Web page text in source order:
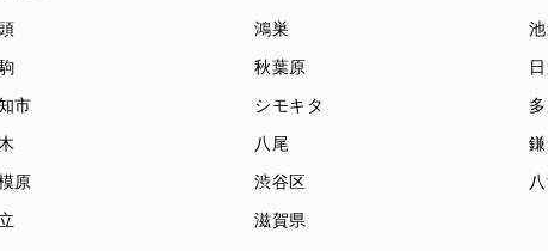
鴻巣
秋葉原
市
シモキタ
八尾
原
渋谷区
滋賀県